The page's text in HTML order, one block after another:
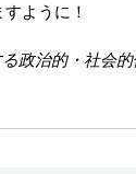
ように！
政治的・社会